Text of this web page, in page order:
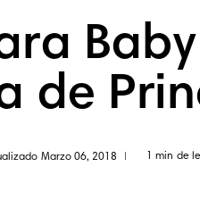
de
Marzo 06, 2018 1 min de